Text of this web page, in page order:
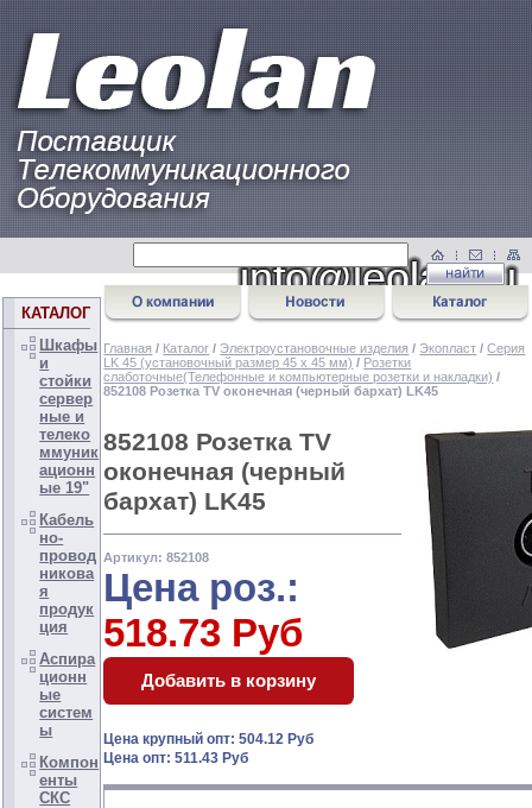
КАТАЛОГ
Шкафы
и
стойки
сервер
ные и
телеко
ммуник
ационн
ые 19"
Кабель
но-
провод
никова
я
продук
ция
Аспира
ционн
ые
систем
ы
Компон
енты
СКС
Главная / Каталог / Электроустановочные изделия / Экопласт /Серия
LK 45 (установочный размер 45 х 45 мм) / Розетки
слаботочные(Телефонные и компьютерные розетки и накладки) /
852108 Розетка TV оконечная (черный бархат) LK45
852108 Розетка TV
оконечная (черный
бархат) LK45
Артикул: 852108
Цена роз.:
518.73 Руб
Цена крупный опт: 504.12 Руб
Цена опт: 511.43 Руб